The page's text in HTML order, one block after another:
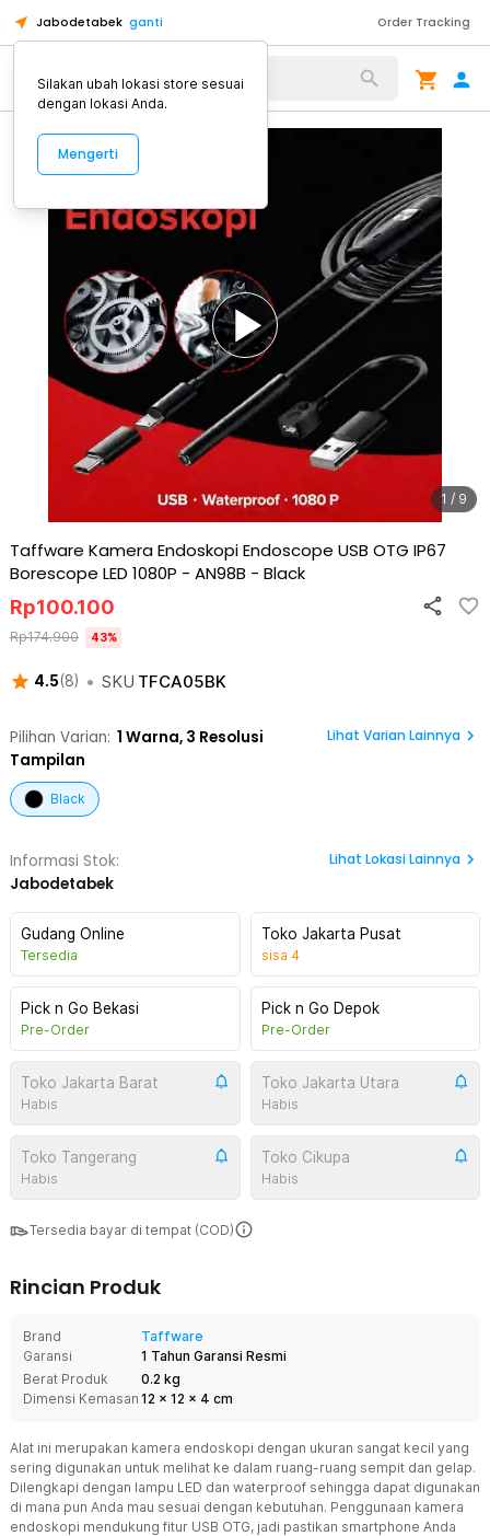
Jabodetabek ganti Order Tracking
Alat Kopi
1 / 9
Taffware Kamera Endoskopi Endoscope USB OTG IP67
Borescope LED 1080P - AN98B - Black
4.5(8) • SKU TFCA05BK
Rp100.100
Rp174.900 43%
Pilihan Varian: 1 Warna, 3 Resolusi
Tampilan
Lihat Varian Lainnya
Black
Informasi Stok:
Jabodetabek
Lihat Lokasi Lainnya
Gudang Online
Tersedia
Toko Jakarta Pusat
sisa 4
Pick n Go Bekasi
Pre-Order
Pick n Go Depok
Pre-Order
Toko Jakarta Barat
Habis
Toko Jakarta Utara
Habis
Toko Tangerang
Habis
Toko Cikupa
Habis
Tersedia bayar di tempat (COD)
Rincian Produk
Brand
Taffware
Garansi
1 Tahun Garansi Resmi
Berat Produk
0.2 kg
Dimensi Kemasan 12 x 12 x 4 cm
Alat ini merupakan kamera endoskopi dengan ukuran sangat kecil yang
sering digunakan untuk melihat ke dalam ruang-ruang sempit dan gelap.
Dilengkapi dengan lampu LED dan waterproof sehingga dapat digunakan
di mana pun Anda mau sesuai dengan kebutuhan. Penggunaan kamera
endoskopi mendukung fitur USB OTG, jadi pastikan smartphone Anda
Silakan ubah lokasi store sesuai
dengan lokasi Anda.
Mengerti